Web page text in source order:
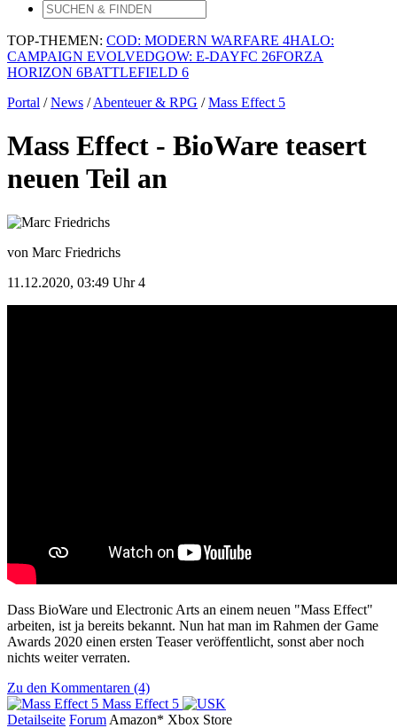
TOP-THEMEN: COD: MODERN WARFARE 4HALO:
CAMPAIGN EVOLVEDGOW: E-DAYFC 26FORZA
HORIZON 6BATTLEFIELD 6
Portal /News /Abenteuer & RPG /Mass Effect 5
Mass Effect - BioWare teasert
neuen Teil an
von Marc Friedrichs
11.12.2020, 03:49 Uhr4
Dass BioWare und Electronic Arts an einem neuen "Mass Effect"
arbeiten, ist ja bereits bekannt. Nun hat man im Rahmen der Game
Awards 2020 einen ersten Teaser veröffentlicht, sonst aber noch
nichts weiter verraten.
Zu den Kommentaren (4)
Mass Effect 5
Detailseite Forum Amazon* Xbox Store